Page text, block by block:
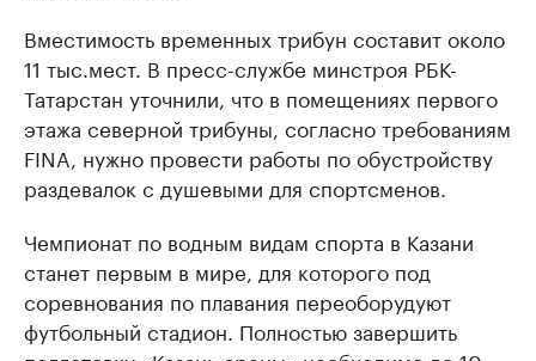
Вместимость временных трибун составит около
11 тыс.мест. В пресс-службе минстроя РБК-
Татарстан уточнили, что в помещениях первого
этажа северной трибуны, согласно требованиям
FINA, нужно провести работы по обустройству
раздевалок с душевыми для спортсменов.
Чемпионат по водным видам спорта в Казани
станет первым в мире, для которого под
соревнования по плавания переоборудуют
футбольный стадион. Полностью завершить